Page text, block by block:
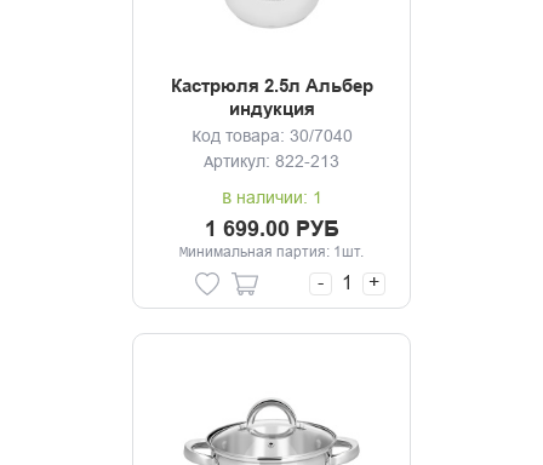
Кастрюля 2.5л Альбер
индукция
Код товара: 30/7040
Артикул: 822-213
В наличии: 1
1 699.00 РУБ
Минимальная партия: 1шт.
- +